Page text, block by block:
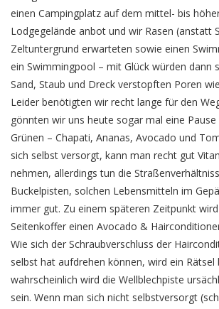
einen Campingplatz auf dem mittel- bis
Lodgegelände anbot und wir Rasen (anstatt
Zeltuntergrund erwarteten sowie einen
ein Swimmingpool – mit Glück würden dann
Sand, Staub und Dreck verstopften Poren
Leider benötigten wir recht lange für den
gönnten wir uns heute sogar mal eine
Grünen – Chapati, Ananas, Avocado und
sich selbst versorgt, kann man recht gut
nehmen, allerdings tun die
Buckelpisten, solchen Lebensmitteln im
immer gut. Zu einem späteren Zeitpunkt
Seitenkoffer einen Avocado &
Wie sich der Schraubverschluss der
selbst hat aufdrehen können, wird ein Rätsel
wahrscheinlich wird die Wellblechpiste
sein. Wenn man sich nicht selbstversorgt